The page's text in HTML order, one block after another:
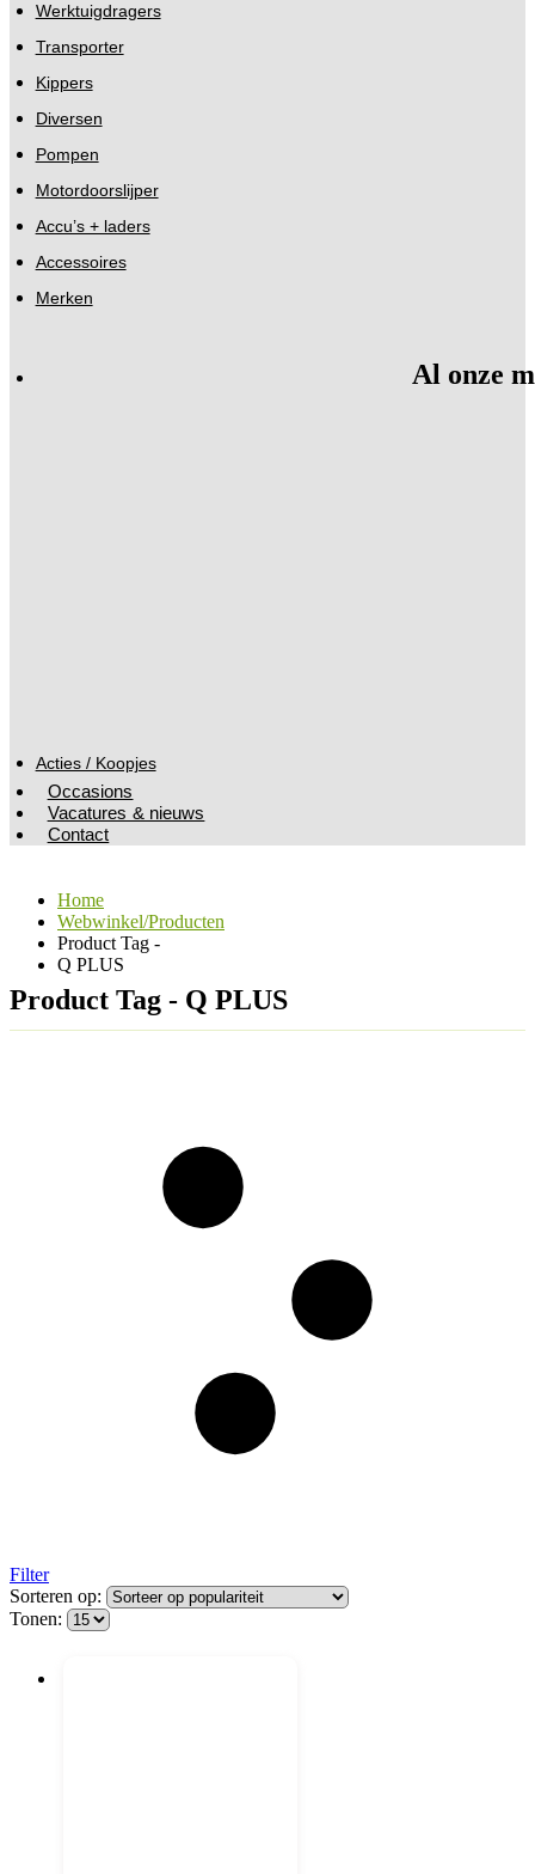
Werktuigdragers
Transporter
Kippers
Diversen
Pompen
Motordoorslijper
Accu’s + laders
Accessoires
Merken
Al onze
Acties / Koopjes
Occasions
Vacatures & nieuws
Contact
Home
Webwinkel/Producten
Product Tag -
Q PLUS
Product Tag - Q PLUS
Filter
Sorteren op:
Tonen: